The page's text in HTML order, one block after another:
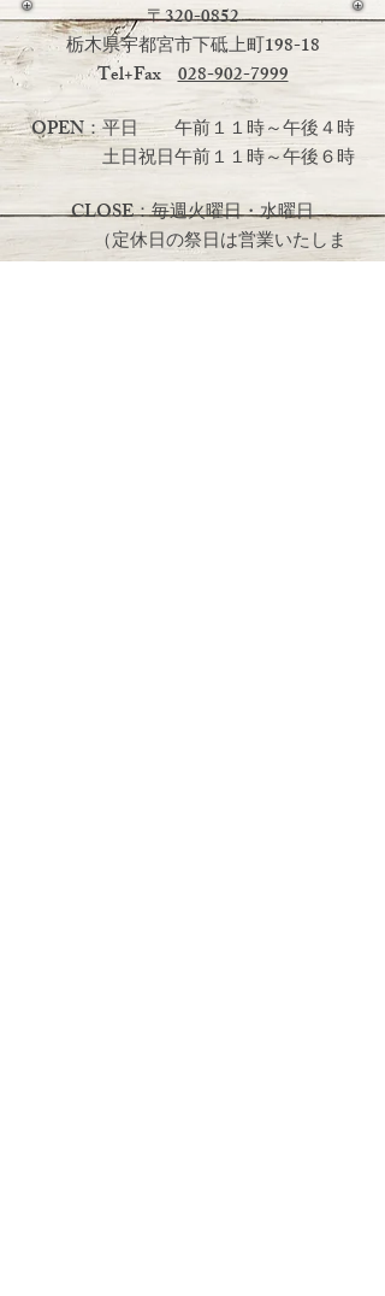
〒320-0852
栃木県宇都宮市下砥上町198-18
Tel+Fax028-902-7999
OPEN：平日 午前１１時～午後４時
土日祝日午前１１時～午後６時
CLOSE：毎週火曜日・水曜日
（定休日の祭日は営業いたしま
す）